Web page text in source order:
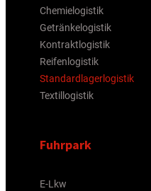
Chemielogistik
Getränkelogistik
Kontraktlogistik
Reifenlogistik
Standardlagerlogistik
Textillogistik
Fuhrpark
E-Lkw